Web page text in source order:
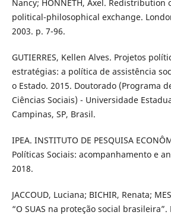
Nancy; HONNETH, Axel. Redistribution
political-philosophical exchange.
2003. p. 7-96.
GUTIERRES, Kellen Alves. Projetos
estratégias: a política de assistência
o Estado. 2015. Doutorado (Programa
Ciências Sociais) - Universidade
Campinas, SP, Brasil.
IPEA. INSTITUTO DE PESQUISA
Políticas Sociais: acompanhamento e
2018.
JACCOUD, Luciana; BICHIR, Renata;
“O SUAS na proteção social brasileira”.